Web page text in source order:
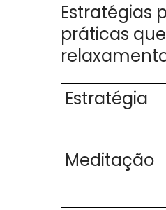
Estratégias
práticas
Estratégia
Meditação